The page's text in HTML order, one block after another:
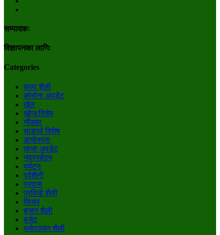
सम्पादकः
विज्ञापनका लागिः
Categories
कला शैली
कोरोना अपडेट
खेल
खोज/विशेष
गाँउघर
चाडपर्व विशेष
डायाेस्परा
ताजा अपडेट
नवप्रर्बतन
पर्यटन
पर्वशैली
प्रवास
प्रविधी शैली
फिचर
बजार शैली
बजेट
मनाेरञ्जन शैली